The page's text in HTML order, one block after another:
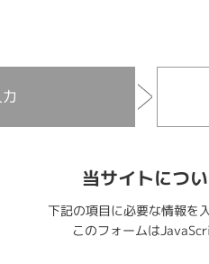
当サイトにつ
下記の項目に必要な情報を
このフォームは